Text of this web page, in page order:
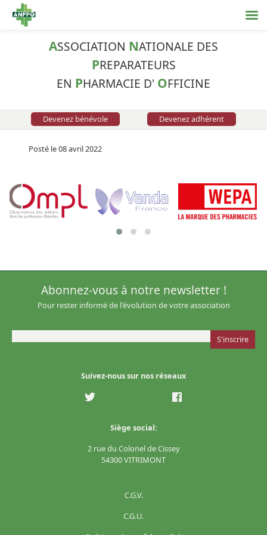
ASSOCIATION NATIONALE DES
PREPARATEURS
EN PHARMACIE D' OFFICINE
Devenez bénévole Devenez adhérent
Posté le 08 avril 2022
Suivez-nous sur nos réseaux
Siège social:
2 rue du Colonel de Cissey
54300 VITRIMONT
Abonnez-vous à notre newsletter !
Pour rester informé de l'évolution de votre association
C.G.V.
C.G.U.